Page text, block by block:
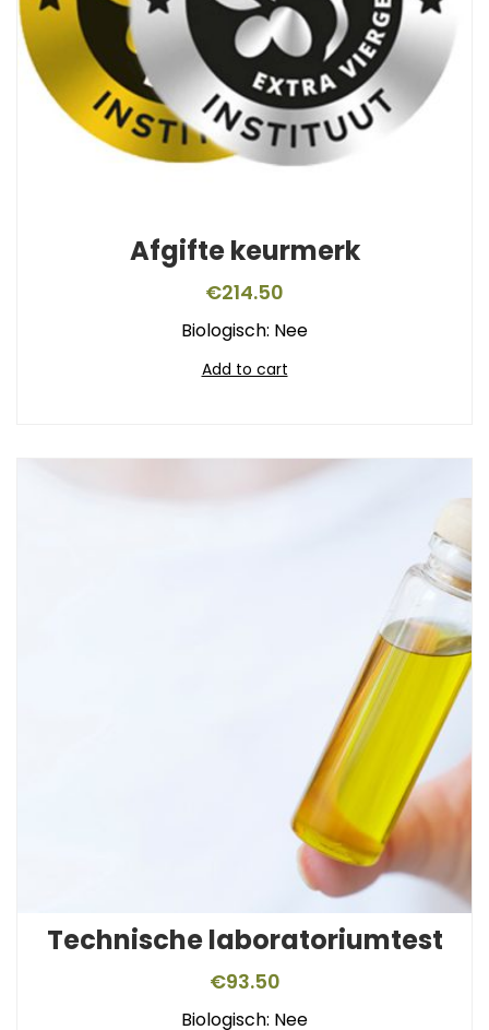
Afgifte keurmerk
€214.50
Biologisch: Nee
Add to cart
Technische laboratoriumtest
€93.50
Biologisch: Nee